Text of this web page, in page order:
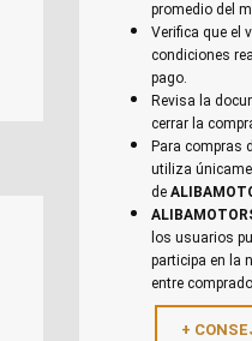
promedio del
Verifica que el
condiciones
pago.
Revisa la
cerrar la
Para compras
utiliza
de
los usuarios
participa en la
entre